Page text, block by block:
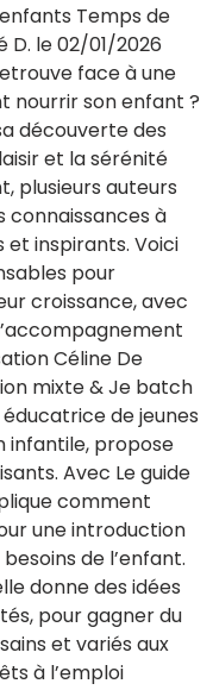
Temps de
D. le 02/01/2026
face à une
nourrir son enfant ?
découverte des
et la sérénité
plusieurs auteurs
à
inspirants. Voici
pour
croissance, avec
Céline De
mixte & Je batch
de jeunes
infantile, propose
Avec Le guide
comment
une introduction
de l’enfant.
donne des idées
pour gagner du
et variés aux
à l’emploi